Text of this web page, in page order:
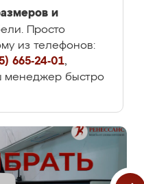
и
Просто
из телефонов:
665-24-01,
менеджер быстро